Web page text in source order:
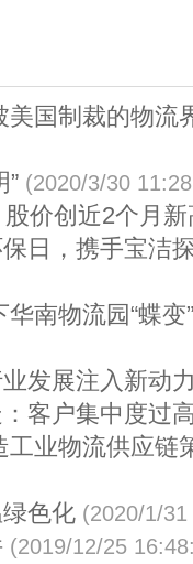
国制裁的物流
” (2020/3/30
价创近2个月新
日，携手宝洁
南物流园“蝶变
发展注入新动
客户集中度过
业物流供应链
色化 (2020/1/
(2019/12/25